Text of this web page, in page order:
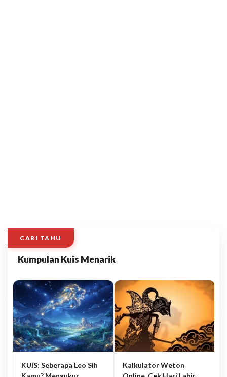
CARI TAHU
Kumpulan Kuis Menarik
KUIS: Seberapa Leo Sih
Kalkulator Weton